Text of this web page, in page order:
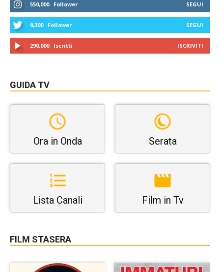
550,000 Follower SEGUI
9,300 Follower SEGUI
290,000 Iscritti ISCRIVITI
GUIDA TV
Ora in Onda Serata
Lista Canali Film in Tv
FILM STASERA